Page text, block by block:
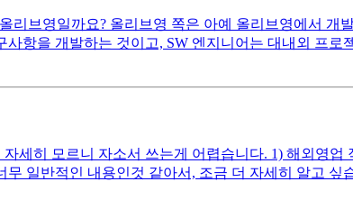
브영일까요? 올리브영 쪽은 아예 올리브영에서 개
항을 개발하는 것이고, SW 엔지니어는 대내외 프로
세히 모르니 자소서 쓰는게 어렵습니다. 1) 해외영업
일반적인 내용인것 같아서, 조금 더 자세히 알고 싶